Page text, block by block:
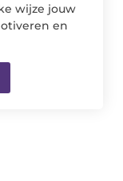
wijze jouw
en